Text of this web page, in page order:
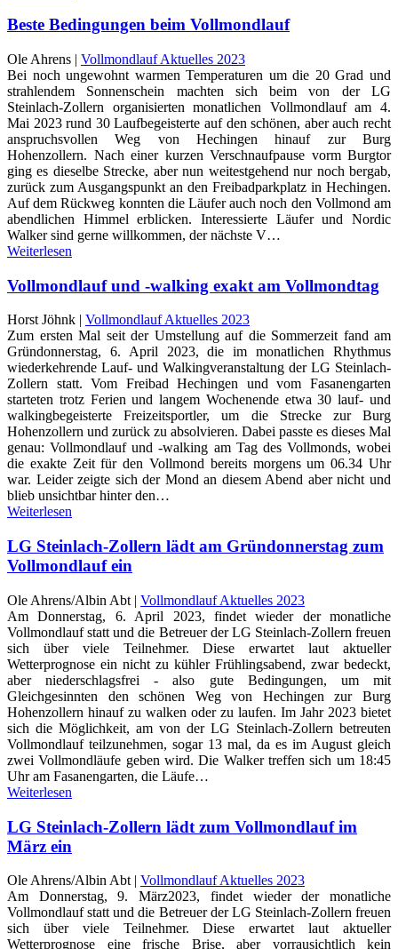
Beste Bedingungen beim Vollmondlauf
Ole Ahrens | Vollmondlauf Aktuelles 2023
Bei noch ungewohnt warmen Temperaturen um die 20 Grad und
strahlendem Sonnenschein machten sich beim von der LG
Steinlach-Zollern organisierten monatlichen Vollmondlauf am 4.
Mai 2023 rund 30 Laufbegeisterte auf den schönen, aber auch recht
anspruchsvollen Weg von Hechingen hinauf zur Burg
Hohenzollern. Nach einer kurzen Verschnaufpause vorm Burgtor
ging es dieselbe Strecke, aber nun weitestgehend nur noch bergab,
zurück zum Ausgangspunkt an den Freibadparkplatz in Hechingen.
Auf dem Rückweg konnten die Läufer auch noch den Vollmond am
abendlichen Himmel erblicken. Interessierte Läufer und Nordic
Walker sind gerne willkommen, der nächste V…
Weiterlesen
Vollmondlauf und -walking exakt am Vollmondtag
Horst Jöhnk | Vollmondlauf Aktuelles 2023
Zum ersten Mal seit der Umstellung auf die Sommerzeit fand am
Gründonnerstag, 6. April 2023, die im monatlichen Rhythmus
wiederkehrende Lauf- und Walkingveranstaltung der LG Steinlach-
Zollern statt. Vom Freibad Hechingen und vom Fasanengarten
starteten trotz Ferien und langem Wochenende etwa 30 lauf- und
walkingbegeisterte Freizeitsportler, um die Strecke zur Burg
Hohenzollern und zurück zu absolvieren. Dabei passte es dieses Mal
genau: Vollmondlauf und -walking am Tag des Vollmonds, wobei
die exakte Zeit für den Vollmond bereits morgens um 06.34 Uhr
war. Leider zeigte sich der Mond an diesem Abend aber nicht und
blieb unsichtbar hinter den…
Weiterlesen
LG Steinlach-Zollern lädt am Gründonnerstag zum
Vollmondlauf ein
Ole Ahrens/Albin Abt | Vollmondlauf Aktuelles 2023
Am Donnerstag, 6. April 2023, findet wieder der monatliche
Vollmondlauf statt und die Betreuer der LG Steinlach-Zollern freuen
sich über viele Teilnehmer. Diese erwartet laut aktueller
Wetterprognose ein nicht zu kühler Frühlingsabend, zwar bedeckt,
aber niederschlagsfrei - also gute Bedingungen, um mit
Gleichgesinnten den schönen Weg von Hechingen zur Burg
Hohenzollern hinauf zu walken oder zu laufen. Im Jahr 2023 bietet
sich die Möglichkeit, am von der LG Steinlach-Zollern betreuten
Vollmondlauf teilzunehmen, sogar 13 mal, da es im August gleich
zwei Vollmondläufe geben wird. Die Walker treffen sich um 18:45
Uhr am Fasanengarten, die Läufe…
Weiterlesen
LG Steinlach-Zollern lädt zum Vollmondlauf im
März ein
Ole Ahrens/Albin Abt | Vollmondlauf Aktuelles 2023
Am Donnerstag, 9. März2023, findet wieder der monatliche
Vollmondlauf statt und die Betreuer der LG Steinlach-Zollern freuen
sich über viele Teilnehmer. Diese erwartet laut aktueller
Wetterprognose eine frische Brise, aber vorrausichtlich kein